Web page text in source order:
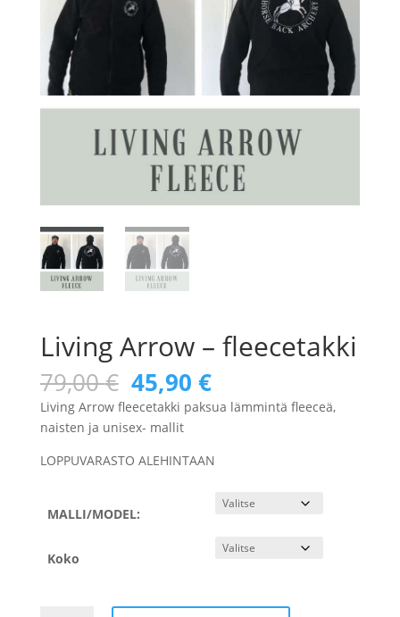
Living Arrow – fleecetakki
79,00€ Alkuperäinen
hinta
oli:
79,00 €.
45,90 €Nykyinen
hinta
on:
Living Arrow fleecetakki paksua lämmintä fleeceä,
naisten ja unisex- mallit
LOPPUVARASTO ALEHINTAAN
MALLI/MODEL:
Koko